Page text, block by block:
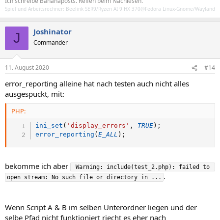
Spiel und Arbeitsrechner: Beelink SER9/Ryzen AI 9 HX 370@Fedora Linux-Gnome/Wayland
J Joshinator
Commander
11. August 2020 #14
error_reporting alleine hat nach testen auch nicht alles
ausgespuckt, mit:
PHP:
ini_set ( 'display_errors' , TRUE) ;
error_reporting (E_ALL ) ;
bekomme ich aber
Warning: include(test_2.php): failed to
open stream: No such file or directory in ... .
Wenn Script A & B im selben Unterordner liegen und der
selbe Pfad nicht funktioniert riecht es eher nach